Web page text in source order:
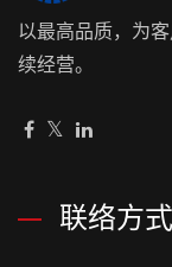
以最高品质，为
续经营。
联络方式